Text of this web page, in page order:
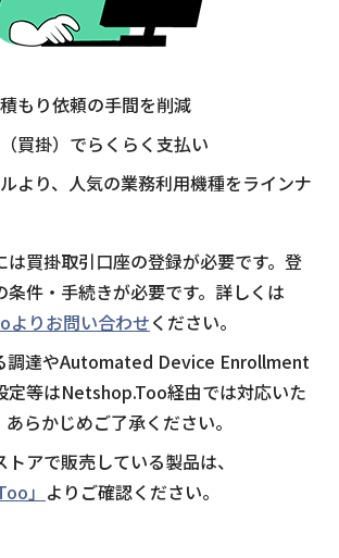
もり依頼の手間を削減
買掛）でらくらく支払い
より、人気の業務利用機種をラインナ
は買掛取引口座の登録が必要です。登
条件・手続きが必要です。詳しくは
よりお問い合わせください。
調達やAutomated Device Enrollment
定等はNetshop.Too経由では対応いた
あらかじめご了承ください。
アで販売している製品は、
」 よりご確認ください。